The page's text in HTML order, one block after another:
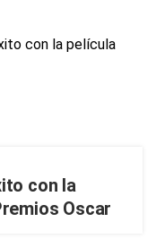
con la
Oscar